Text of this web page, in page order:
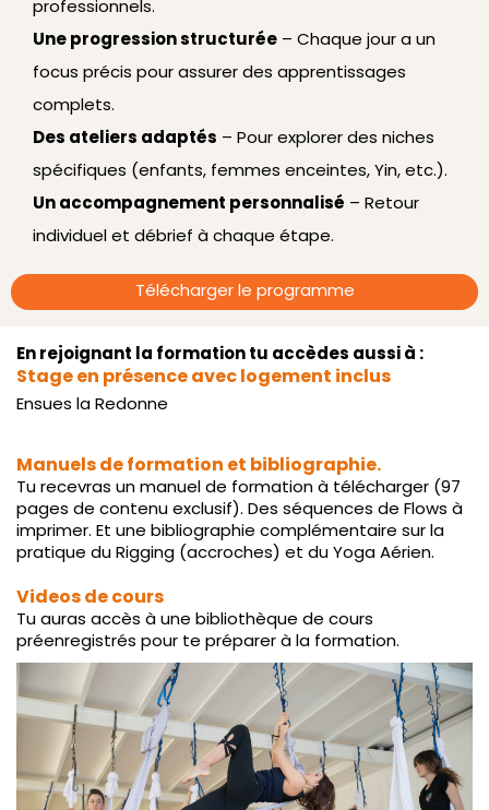
professionnels.
Une progression structurée – Chaque jour a un
focus précis pour assurer des apprentissages
complets.
Des ateliers adaptés – Pour explorer des niches
spécifiques (enfants, femmes enceintes, Yin, etc.).
Un accompagnement personnalisé – Retour
individuel et débrief à chaque étape.
Télécharger le programme
En rejoignant la formation tu accèdes aussi à :
Stage en présence avec logement inclus
Ensues la Redonne
Manuels de formation et bibliographie.
Tu recevras un manuel de formation à télécharger (97
pages de contenu exclusif). Des séquences de Flows à
imprimer. Et une bibliographie complémentaire sur la
pratique du Rigging (accroches) et du Yoga Aérien.
Videos de cours
Tu auras accès à une bibliothèque de cours
préenregistrés pour te préparer à la formation.